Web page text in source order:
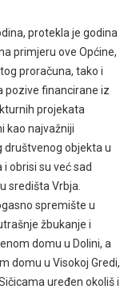
protekla je godina
primjeru ove Općine,
proračuna, tako i
pozive financirane iz
projekata
kao najvažniji
društvenog objekta u
obrisi su već sad
središta Vrbja.
spremište u
žbukanje i
domu u Dolini, a
domu u Visokoj Gredi,
uređen okoliš i